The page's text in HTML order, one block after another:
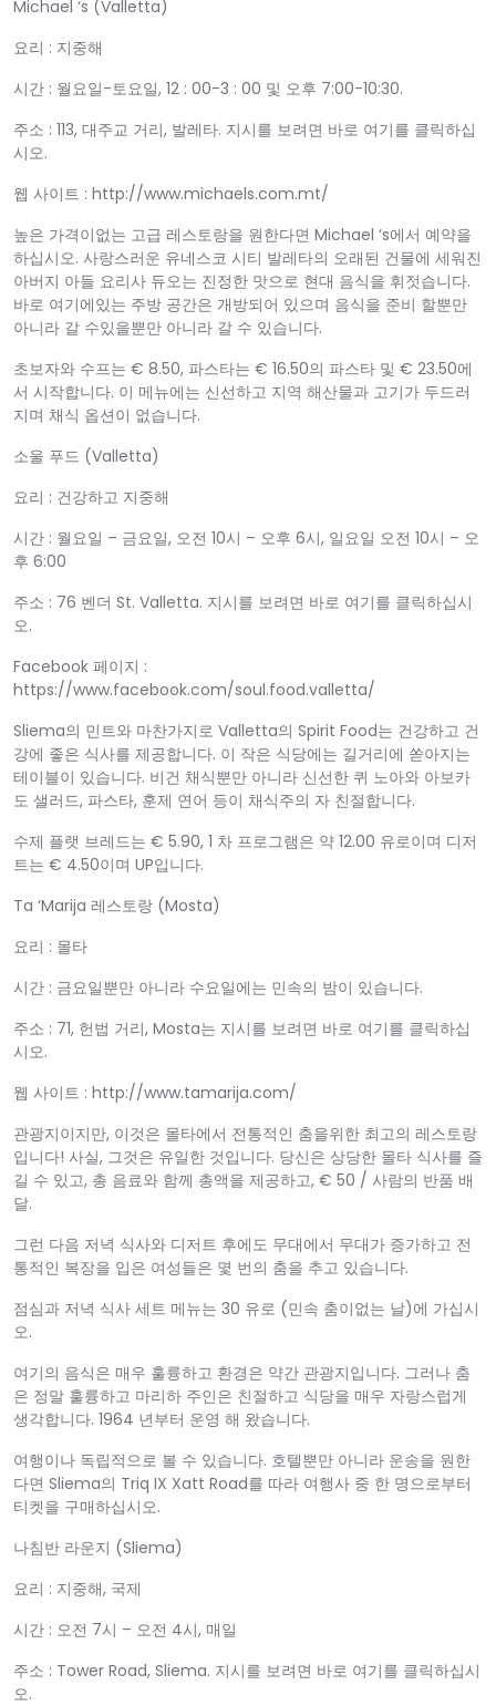
Michael ‘s (Valletta)
요리 : 지중해
시간 : 월요일-토요일, 12 : 00-3 : 00 및 오후 7:00-10:30.
주소 : 113, 대주교 거리, 발레타. 지시를 보려면 바로 여기를 클릭하십
시오.
웹 사이트 : http://www.michaels.com.mt/
높은 가격이없는 고급 레스토랑을 원한다면 Michael ‘s에서 예약을
하십시오. 사랑스러운 유네스코 시티 발레타의 오래된 건물에 세워진
아버지 아들 요리사 듀오는 진정한 맛으로 현대 음식을 휘젓습니다.
바로 여기에있는 주방 공간은 개방되어 있으며 음식을 준비 할뿐만
아니라 갈 수있을뿐만 아니라 갈 수 있습니다.
초보자와 수프는 € 8.50, 파스타는 € 16.50의 파스타 및 € 23.50에
서 시작합니다. 이 메뉴에는 신선하고 지역 해산물과 고기가 두드러
지며 채식 옵션이 없습니다.
소울 푸드 (Valletta)
요리 : 건강하고 지중해
시간 : 월요일 – 금요일, 오전 10시 – 오후 6시, 일요일 오전 10시 – 오
후 6:00
주소 : 76 벤더 St. Valletta. 지시를 보려면 바로 여기를 클릭하십시
오.
Facebook 페이지 :
https://www.facebook.com/soul.food.valletta/
Sliema의 민트와 마찬가지로 Valletta의 Spirit Food는 건강하고 건
강에 좋은 식사를 제공합니다. 이 작은 식당에는 길거리에 쏟아지는
테이블이 있습니다. 비건 채식뿐만 아니라 신선한 퀴 노아와 아보카
도 샐러드, 파스타, 훈제 연어 등이 채식주의 자 친절합니다.
수제 플랫 브레드는 € 5.90, 1 차 프로그램은 약 12.00 유로이며 디저
트는 € 4.50이며 UP입니다.
Ta ‘Marija 레스토랑 (Mosta)
요리 : 몰타
시간 : 금요일뿐만 아니라 수요일에는 민속의 밤이 있습니다.
주소 : 71, 헌법 거리, Mosta는 지시를 보려면 바로 여기를 클릭하십
시오.
웹 사이트 : http://www.tamarija.com/
관광지이지만, 이것은 몰타에서 전통적인 춤을위한 최고의 레스토랑
입니다! 사실, 그것은 유일한 것입니다. 당신은 상당한 몰타 식사를 즐
길 수 있고, 총 음료와 함께 총액을 제공하고, € 50 / 사람의 반품 배
달.
그런 다음 저녁 식사와 디저트 후에도 무대에서 무대가 증가하고 전
통적인 복장을 입은 여성들은 몇 번의 춤을 추고 있습니다.
점심과 저녁 식사 세트 메뉴는 30 유로 (민속 춤이없는 날)에 가십시
오.
여기의 음식은 매우 훌륭하고 환경은 약간 관광지입니다. 그러나 춤
은 정말 훌륭하고 마리하 주인은 친절하고 식당을 매우 자랑스럽게
생각합니다. 1964 년부터 운영 해 왔습니다.
여행이나 독립적으로 볼 수 있습니다. 호텔뿐만 아니라 운송을 원한
다면 Sliema의 Triq IX Xatt Road를 따라 여행사 중 한 명으로부터
티켓을 구매하십시오.
나침반 라운지 (Sliema)
요리 : 지중해, 국제
시간 : 오전 7시 – 오전 4시, 매일
주소 : Tower Road, Sliema. 지시를 보려면 바로 여기를 클릭하십시
오.